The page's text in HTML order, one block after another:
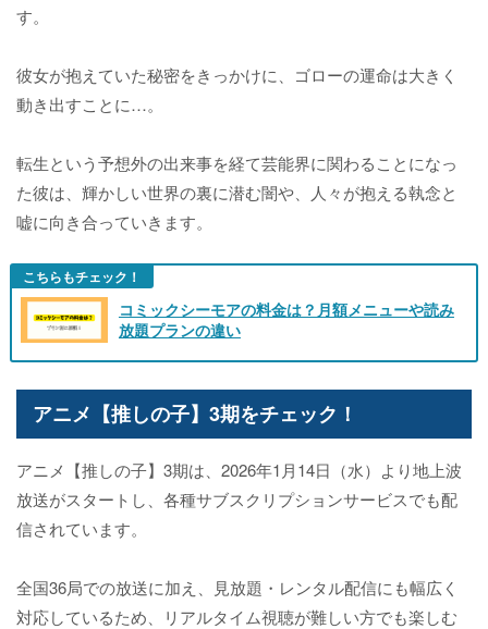
す。
彼女が抱えていた秘密をきっかけに、ゴローの運命は大きく
動き出すことに…。
転生という予想外の出来事を経て芸能界に関わることになっ
た彼は、輝かしい世界の裏に潜む闇や、人々が抱える執念と
嘘に向き合っていきます。
こちらもチェック！
コミックシーモアの料金は？月額メニューや読み
放題プランの違い
アニメ【推しの子】3期をチェック！
アニメ【推しの子】3期は、2026年1月14日（水）より地上波
放送がスタートし、各種サブスクリプションサービスでも配
信されています。
全国36局での放送に加え、見放題・レンタル配信にも幅広く
対応しているため、リアルタイム視聴が難しい方でも楽しむ